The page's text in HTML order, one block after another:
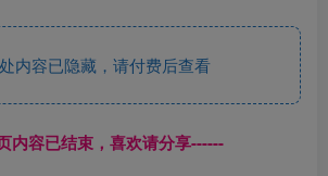
内容已隐藏，请付费后查看
内容已结束，喜欢请分享------